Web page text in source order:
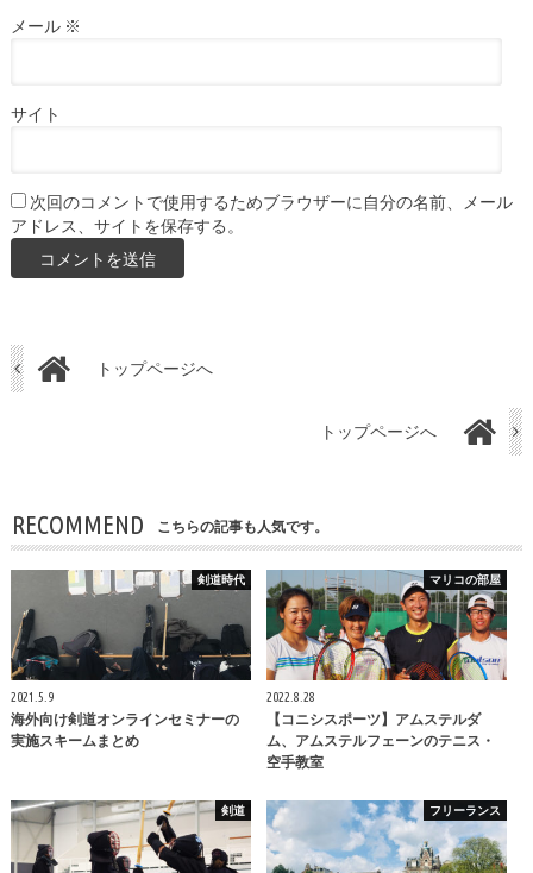
メール ※
サイト
次回のコメントで使用するためブラウザーに自分の名前、メール
アドレス、サイトを保存する。
トップページへ
トップページへ
RECOMMEND こちらの記事も人気です。
剣道時代
2021.5.9
海外向け剣道オンラインセミナーの
実施スキームまとめ
マリコの部屋
2022.8.28
【コニシスポーツ】アムステルダ
ム、アムステルフェーンのテニス・
空手教室
剣道 フリーランス